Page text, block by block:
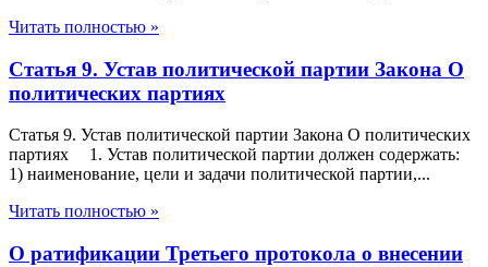
Читать полностью »
Статья 9. Устав политической партии Закона О
политических партиях
Статья 9. Устав политической партии Закона О политических
партиях 1. Устав политической партии должен содержать:
1) наименование, цели и задачи политической партии,...
Читать полностью »
О ратификации Третьего протокола о внесении